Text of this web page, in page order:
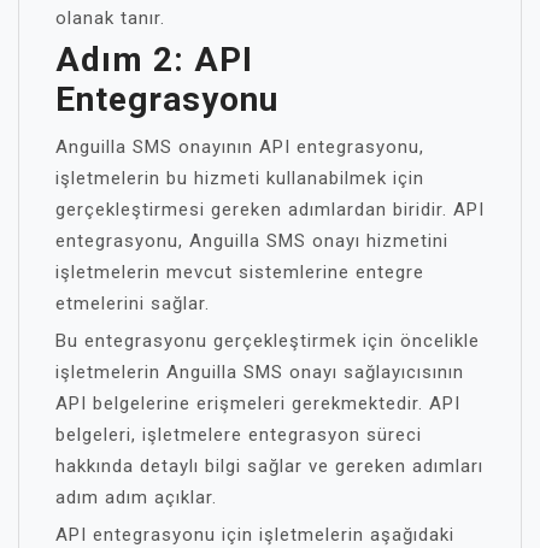
olanak tanır.
Adım 2: API
Entegrasyonu
Anguilla SMS onayının API entegrasyonu,
işletmelerin bu hizmeti kullanabilmek için
gerçekleştirmesi gereken adımlardan biridir. API
entegrasyonu, Anguilla SMS onayı hizmetini
işletmelerin mevcut sistemlerine entegre
etmelerini sağlar.
Bu entegrasyonu gerçekleştirmek için öncelikle
işletmelerin Anguilla SMS onayı sağlayıcısının
API belgelerine erişmeleri gerekmektedir. API
belgeleri, işletmelere entegrasyon süreci
hakkında detaylı bilgi sağlar ve gereken adımları
adım adım açıklar.
API entegrasyonu için işletmelerin aşağıdaki